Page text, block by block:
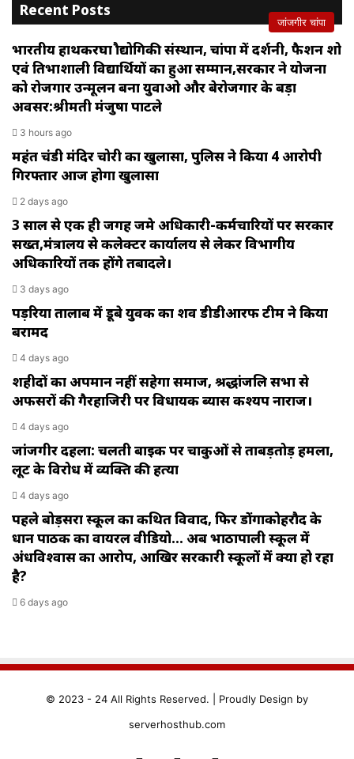
Recent Posts
जांजगीर चांपा
भारतीय हाथकरघा प्रौद्योगिकी संस्थान, चांपा में प्रदर्शनी, फैशन शो
एवं प्रतिभाशाली विद्यार्थियों का हुआ सम्मान,सरकार ने योजना
को रोजगार उन्मूलन बना युवाओ और बेरोजगार के बड़ा
अवसर:श्रीमती मंजुषा पाटले
3 hours ago
महंत चंडी मंदिर चोरी का खुलासा, पुलिस ने किया 4 आरोपी
गिरफ्तार आज होगा खुलासा
2 days ago
3 साल से एक ही जगह जमे अधिकारी-कर्मचारियों पर सरकार
सख्त,मंत्रालय से कलेक्टर कार्यालय से लेकर विभागीय
अधिकारियों तक होंगे तबादले।
3 days ago
पड़रिया तालाब में डूबे युवक का शव डीडीआरफ टीम ने किया
बरामद
4 days ago
शहीदों का अपमान नहीं सहेगा समाज, श्रद्धांजलि सभा से
अफसरों की गैरहाजिरी पर विधायक ब्यास कश्यप नाराज।
4 days ago
जांजगीर दहला: चलती बाइक पर चाकुओं से ताबड़तोड़ हमला,
लूट के विरोध में व्यक्ति की हत्या
4 days ago
पहले बोड़सरा स्कूल का कथित विवाद, फिर डोंगाकोहरौद के
प्रधान पाठक का वायरल वीडियो… अब भाठापाली स्कूल में
अंधविश्वास का आरोप, आखिर सरकारी स्कूलों में क्या हो रहा
है?
6 days ago
© 2023 - 24 All Rights Reserved. | Proudly Design by
serverhosthub.com